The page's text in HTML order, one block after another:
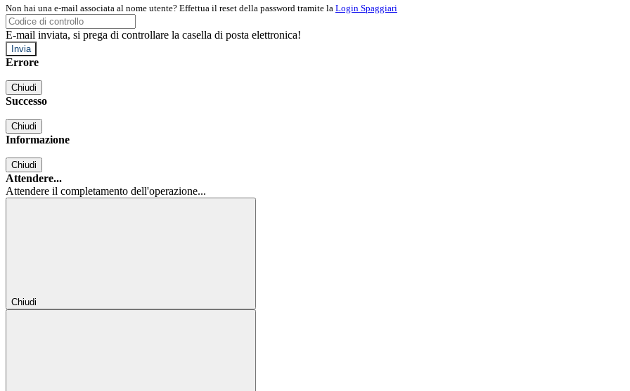
Non hai una e-mail associata al nome utente? Effettua il reset della password tramite la Login Spaggiari
E-mail inviata, si prega di controllare la casella di posta elettronica!
Errore
Chiudi
Successo
Chiudi
Informazione
Chiudi
Attendere...
Attendere il completamento dell'operazione...
Chiudi